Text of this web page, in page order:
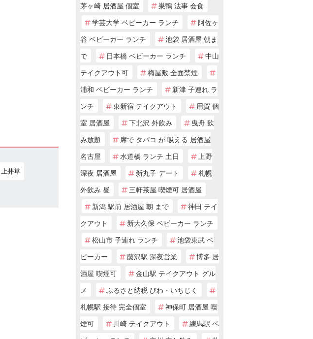
上井草
茅ヶ崎 居酒屋 個室
巣鴨 法事 会食
学芸大学 ベビーカー ランチ
阿佐ヶ
谷 ベビーカー ランチ
池袋 居酒屋 朝ま
で
日本橋 ベビーカー ランチ
中山
テイクアウト可
梅屋敷 全面禁煙
浦和 ベビーカー ランチ
新津 子連れ ラ
ンチ
東新宿 テイクアウト
用賀 個
室 居酒屋
下北沢 外飲み
曳舟 飲
み放題
席で タバコ が 吸える 居酒屋
名古屋
水道橋 ランチ 土日
上野
深夜 居酒屋
新丸子 デート
札幌
外飲み 昼
三軒茶屋 喫煙可 居酒屋
新潟 駅前 居酒屋 朝 まで
神田 テイ
クアウト
新大久保 ベビーカー ランチ
松山市 子連れ ランチ
池袋東武 ベ
ビーカー
藤沢駅 深夜営業
博多 居
酒屋 喫煙可
金山駅 テイクアウト グル
メ
ふるさと納税 びわ・いちじく
札幌駅 接待 完全個室
神保町 居酒屋 喫
煙可
川崎 テイクアウト
練馬駅 ベ